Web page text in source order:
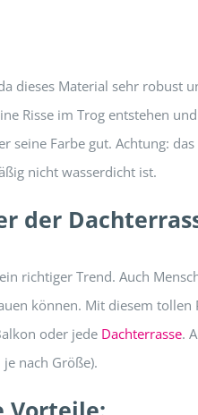
dieses Material sehr robust
Risse im Trog entstehen
seine Farbe gut. Achtung: das
nicht wasserdicht ist.
der
richtiger Trend. Auch
können. Mit diesem tollen
oder jede Dachterrasse.
nach Größe).